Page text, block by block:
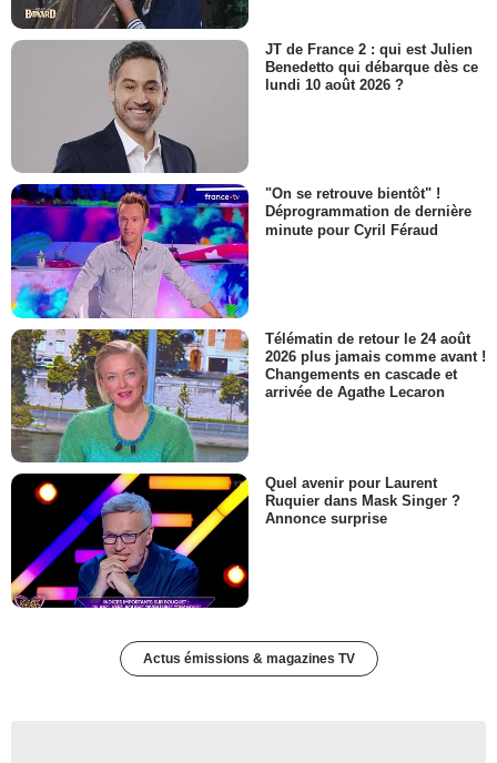
JT de France 2 : qui est Julien
Benedetto qui débarque dès ce
lundi 10 août 2026 ?
"On se retrouve bientôt" !
Déprogrammation de dernière
minute pour Cyril Féraud
Télématin de retour le 24 août
2026 plus jamais comme avant !
Changements en cascade et
arrivée de Agathe Lecaron
Quel avenir pour Laurent
Ruquier dans Mask Singer ?
Annonce surprise
Actus émissions & magazines TV